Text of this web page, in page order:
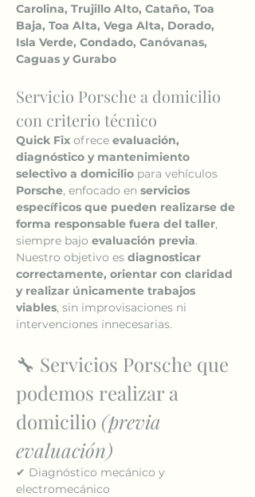
Carolina, Trujillo Alto, Cataño, Toa
Baja, Toa Alta, Vega Alta, Dorado,
Isla Verde, Condado, Canóvanas,
Caguas y Gurabo
Servicio Porsche a domicilio
con criterio técnico
Quick Fix ofrece evaluación,
diagnóstico y mantenimiento
selectivo a domicilio para vehículos
Porsche, enfocado en servicios
específicos que pueden realizarse de
forma responsable fuera del taller,
siempre bajo evaluación previa.
Nuestro objetivo es diagnosticar
correctamente, orientar con claridad
y realizar únicamente trabajos
viables, sin improvisaciones ni
intervenciones innecesarias.
🔧 Servicios Porsche que
podemos realizar a
domicilio (previa
evaluación)
✔ Diagnóstico mecánico y
electromecánico